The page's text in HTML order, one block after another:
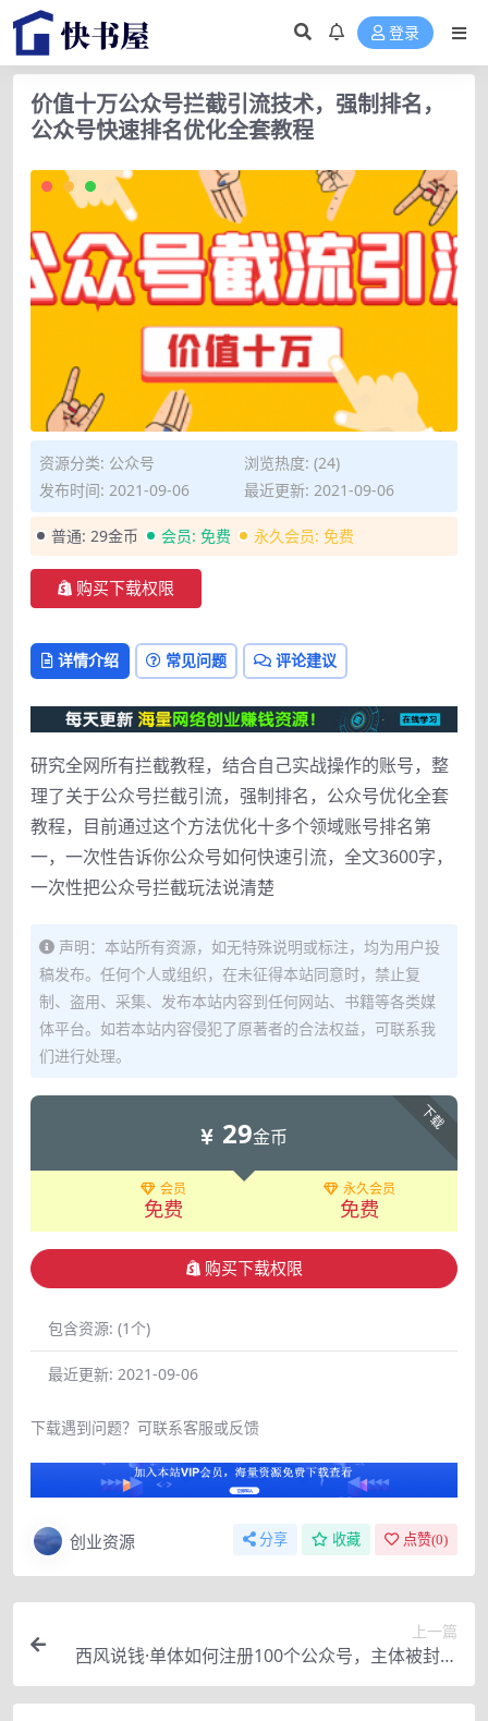
登录
价值十万公众号拦截引流技术，强制排名，
公众号快速排名优化全套教程
资源分类: 公众号
浏览热度: (24)
发布时间: 2021-09-06
最近更新: 2021-09-06
普通: 29金币 会员: 免费 永久会员: 免费
购买下载权限
详情介绍 常见问题 评论建议
研究全网所有拦截教程，结合自己实战操作的账号，整
理了关于公众号拦截引流，强制排名，公众号优化全套
教程，目前通过这个方法优化十多个领域账号排名第
一，一次性告诉你公众号如何快速引流，全文3600字，
一次性把公众号拦截玩法说清楚
声明：本站所有资源，如无特殊说明或标注，均为用户投
稿发布。任何个人或组织，在未征得本站同意时，禁止复
制、盗用、采集、发布本站内容到任何网站、书籍等各类媒
体平台。如若本站内容侵犯了原著者的合法权益，可联系我
们进行处理。
下载
29金币
会员
免费
永久会员
免费
购买下载权限
包含资源: (1个)
最近更新: 2021-09-06
下载遇到问题？可联系客服或反馈
创业资源 分享 收藏 点赞(0)
上一篇
西风说钱·单体如何注册100个公众号，主体被封如
何继续注册公众号？